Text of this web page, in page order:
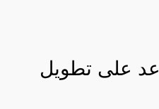
على تطويل